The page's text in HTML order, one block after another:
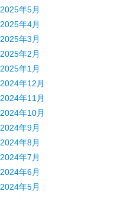
2025年5月
2025年4月
2025年3月
2025年2月
2025年1月
2024年12月
2024年11月
2024年10月
2024年9月
2024年8月
2024年7月
2024年6月
2024年5月